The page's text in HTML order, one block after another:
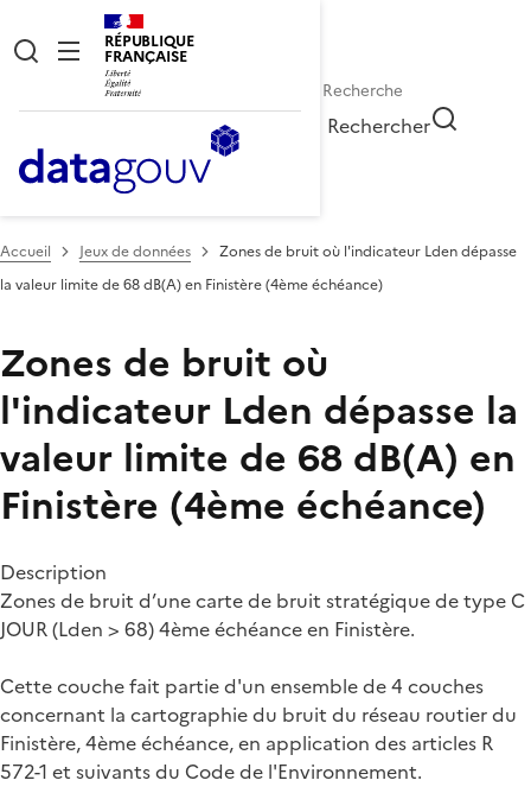
RÉPUBLIQUE
FRANÇAISE
Rechercher
Accueil Jeux de données
Zones de bruit où l'indicateur Lden dépasse
la valeur limite de 68 dB(A) en Finistère (4ème échéance)
Zones de bruit où
l'indicateur Lden dépasse la
valeur limite de 68 dB(A) en
Finistère (4ème échéance)
Description
Zones de bruit d’une carte de bruit stratégique de type C
JOUR (Lden > 68) 4ème échéance en Finistère.
Cette couche fait partie d'un ensemble de 4 couches
concernant la cartographie du bruit du réseau routier du
Finistère, 4ème échéance, en application des articles R
572-1 et suivants du Code de l'Environnement.